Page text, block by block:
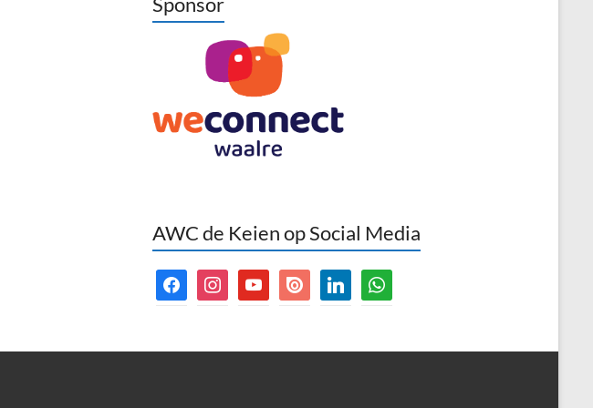
AWC de Keien op Social Media
facebookinstagramyoutubeissuu linkedinwhatsapp